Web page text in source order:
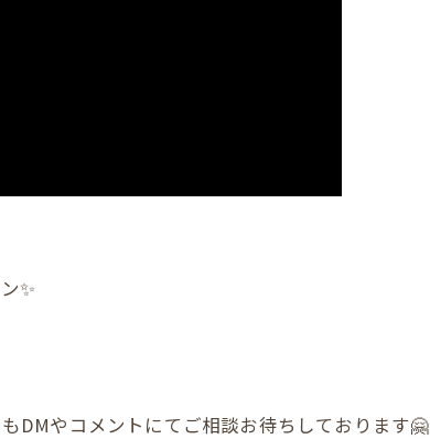
✨️
DMやコメントにてご相談お待ちしております🤗